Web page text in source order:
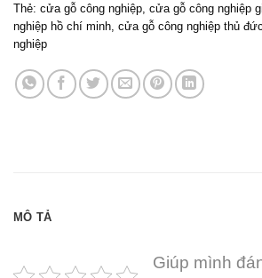
Thẻ: cửa gỗ công nghiệp cửa gỗ công nghiệp
nghiệp hồ chí minh cửa gỗ công nghiệp thủ đức
nghiệp
MÔ TẢ
Giúp mình